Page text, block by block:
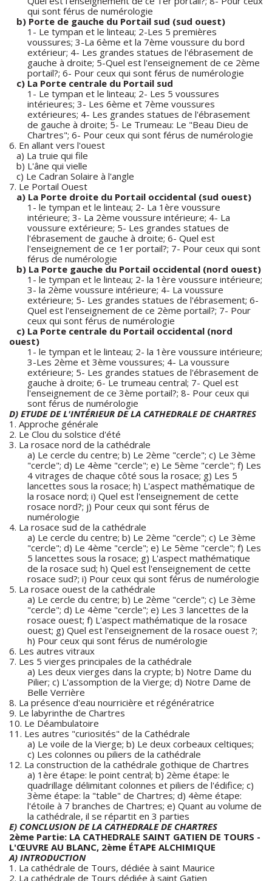
qui sont férus de numérologie
b) Porte de gauche du Portail sud (sud ouest)
1- Le tympan et le linteau; 2-Les 5 premières
voussures; 3-La 6ème et la 7ème voussure du bord
extérieur; 4- Les grandes statues de l'ébrasement de
gauche à droite; 5-Quel est l'enseignement de ce 2ème
portail?; 6- Pour ceux qui sont férus de numérologie
c) La Porte centrale du Portail sud
1- Le tympan et le linteau; 2- Les 5 voussures
intérieures; 3- Les 6ème et 7ème voussures
extérieures; 4- Les grandes statues de l'ébrasement
de gauche à droite; 5- Le Trumeau: Le "Beau Dieu de
Chartres"; 6- Pour ceux qui sont férus de numérologie
6. En allant vers l'ouest
a) La truie qui file
b) L'âne qui vielle
c) Le Cadran Solaire à l'angle
7. Le Portail Ouest
a) La Porte droite du Portail occidental (sud ouest)
1- le tympan et le linteau; 2- La 1ère voussure
intérieure; 3- La 2ème voussure intérieure; 4- La
voussure extérieure; 5- Les grandes statues de
l'ébrasement de gauche à droite; 6- Quel est
l'enseignement de ce 1er portail?; 7- Pour ceux qui sont
férus de numérologie
b) La Porte gauche du Portail occidental (nord ouest)
1- le tympan et le linteau; 2- la 1ère voussure intérieure;
3- la 2ème voussure intérieure; 4- La voussure
extérieure; 5- Les grandes statues de l'ébrasement; 6-
Quel est l'enseignement de ce 2ème portail?; 7- Pour
ceux qui sont férus de numérologie
c) La Porte centrale du Portail occidental (nord
ouest)
1- le tympan et le linteau; 2- la 1ère voussure intérieure;
3-Les 2ème et 3ème voussures; 4- La voussure
extérieure; 5- Les grandes statues de l'ébrasement de
gauche à droite; 6- Le trumeau central; 7- Quel est
l'enseignement de ce 3ème portail?; 8- Pour ceux qui
sont férus de numérologie
D) ETUDE DE L'INTÉRIEUR DE LA CATHEDRALE DE CHARTRES
1. Approche générale
2. Le Clou du solstice d'été
3. La rosace nord de la cathédrale
a) Le cercle du centre; b) Le 2ème "cercle"; c) Le 3ème
"cercle"; d) Le 4ème "cercle"; e) Le 5ème "cercle"; f) Les
4 vitrages de chaque côté sous la rosace; g) Les 5
lancettes sous la rosace; h) L'aspect mathématique de
la rosace nord; i) Quel est l'enseignement de cette
rosace nord?; j) Pour ceux qui sont férus de
numérologie
4. La rosace sud de la cathédrale
a) Le cercle du centre; b) Le 2ème "cercle"; c) Le 3ème
"cercle"; d) Le 4ème "cercle"; e) Le 5ème "cercle"; f) Les
5 lancettes sous la rosace; g) L'aspect mathématique
de la rosace sud; h) Quel est l'enseignement de cette
rosace sud?; i) Pour ceux qui sont férus de numérologie
5. La rosace ouest de la cathédrale
a) Le cercle du centre; b) Le 2ème "cercle"; c) Le 3ème
"cercle"; d) Le 4ème "cercle"; e) Les 3 lancettes de la
rosace ouest; f) L'aspect mathématique de la rosace
ouest; g) Quel est l'enseignement de la rosace ouest ?;
h) Pour ceux qui sont férus de numérologie
6. Les autres vitraux
7. Les 5 vierges principales de la cathédrale
a) Les deux vierges dans la crypte; b) Notre Dame du
Pilier; c) L'assomption de la Vierge; d) Notre Dame de
Belle Verrière
8. La présence d'eau nourricière et régénératrice
9. Le labyrinthe de Chartres
10. Le Déambulatoire
11. Les autres "curiosités" de la Cathédrale
a) Le voile de la Vierge; b) Le deux corbeaux celtiques;
c) Les colonnes ou piliers de la cathédrale
12. La construction de la cathédrale gothique de Chartres
a) 1ère étape: le point central; b) 2ème étape: le
quadrillage délimitant colonnes et piliers de l'édifice; c)
3ème étape: la "table" de Chartres; d) 4ème étape:
l'étoile à 7 branches de Chartres; e) Quant au volume de
la cathédrale, il se répartit en 3 parties
E) CONCLUSION DE LA CATHEDRALE DE CHARTRES
2ème Partie: LA CATHEDRALE SAINT GATIEN DE TOURS -
L'ŒUVRE AU BLANC, 2ème ÉTAPE ALCHIMIQUE
A) INTRODUCTION
1. La cathédrale de Tours, dédiée à saint Maurice
2. La cathédrale de Tours dédiée à saint Gatien